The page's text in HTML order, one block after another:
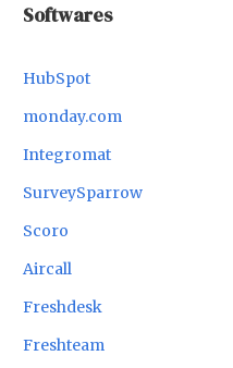
Softwares
HubSpot
monday.com
Integromat
SurveySparrow
Scoro
Aircall
Freshdesk
Freshteam